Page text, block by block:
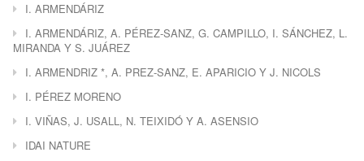
I. ARMENDÁRIZ
I. ARMENDÁRIZ, A. PÉREZ-SANZ, G. CAMPILLO, I. SÁNCHEZ, L.
MIRANDA Y S. JUÁREZ
I. ARMENDRIZ *, A. PREZ-SANZ, E. APARICIO Y J. NICOLS
I. PÉREZ MORENO
I. VIÑAS, J. USALL, N. TEIXIDÓ Y A. ASENSIO
IDAI NATURE